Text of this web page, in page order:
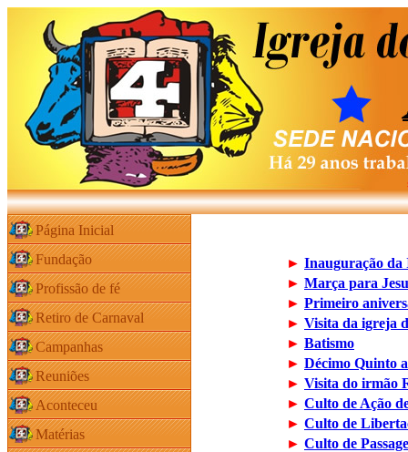
Página Inicial
Fundação
Profissão de fé
Retiro de Carnaval
Campanhas
Reuniões
Aconteceu
Matérias
► Inauguração da
► Marça para
► Primeiro
► Visita da igreja
► Batismo
► Décimo Quinto
► Visita do irmão
► Culto de Ação
► Culto de
► Culto de